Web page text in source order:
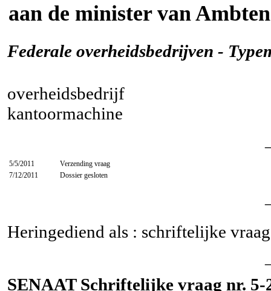
aan de minister van
Federale overheidsbedrijven -
overheidsbedrijf
kantoormachine
5/5/2011
Verzending vraag
7/12/2011
Dossier gesloten
Heringediend als : schriftelijke
SENAAT Schriftelijke vraag nr. 5-